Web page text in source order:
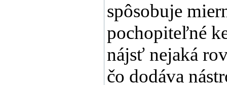
spôsobuje
pochopiteľné
nájsť nejaká
čo dodáva